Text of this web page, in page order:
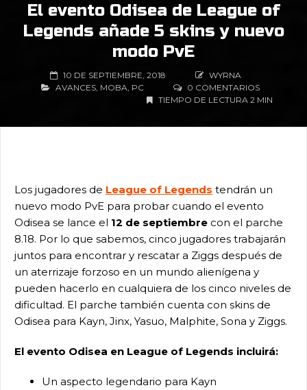
El evento Odisea de League of
Legends añade 5 skins y nuevo
modo PvE
10 DE SEPTIEMBRE, 2018
WYRNA
AVANCES, MOBA, PC
TIEMPO DE LECTURA 2 MIN
0 COMENTARIOS
Los jugadores de League of Legends tendrán un
nuevo modo PvE para probar cuando el evento
Odisea se lance el 12 de septiembre con el parche
8.18. Por lo que sabemos, cinco jugadores trabajarán
juntos para encontrar y rescatar a Ziggs después de
un aterrizaje forzoso en un mundo alienígena y
pueden hacerlo en cualquiera de los cinco niveles de
dificultad. El parche también cuenta con skins de
Odisea para Kayn, Jinx, Yasuo, Malphite, Sona y Ziggs.
El evento Odisea en League of Legends incluirá:
Un aspecto legendario para Kayn